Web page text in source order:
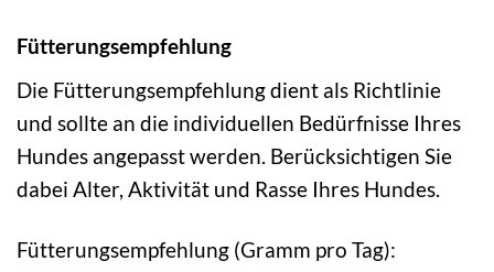
Fütterungsempfehlung
Die Fütterungsempfehlung dient als Richtlinie
und sollte an die individuellen Bedürfnisse Ihres
Hundes angepasst werden. Berücksichtigen Sie
dabei Alter, Aktivität und Rasse Ihres Hundes.
Fütterungsempfehlung (Gramm pro Tag):